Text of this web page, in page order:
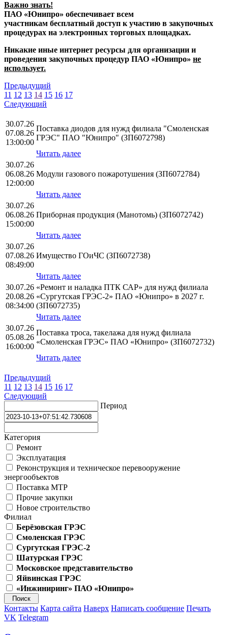
Важно знать!
ПАО «Юнипро» обеспечивает всем
участникам бесплатный доступ к участию в закупочных
процедурах на электронных торговых площадках.
Никакие иные интернет ресурсы для организации и
проведения закупочных процедур ПАО «Юнипро» не
использует.
Предыдущий
11 12 13 14 15 16 17
Следующий
30.07.26
07.08.26
13:00:00
Поставка диодов для нужд филиала "Смоленская
ГРЭС" ПАО "Юнипро" (ЗП6072798)
Читать далее
30.07.26
06.08.26
12:00:00
Модули газового пожаротушения (ЗП6072784)
Читать далее
30.07.26
06.08.26
15:00:00
Приборная продукция (Манотомь) (ЗП6072742)
Читать далее
30.07.26
07.08.26
08:49:00
Имущество ГОиЧС (ЗП6072738)
Читать далее
30.07.26
20.08.26
08:34:00
«Ремонт и наладка ПТК САР» для нужд филиала
«Сургутская ГРЭС-2» ПАО «Юнипро» в 2027 г.
(ЗП6072735)
Читать далее
30.07.26
05.08.26
16:00:00
Поставка троса, такелажа для нужд филиала
«Смоленская ГРЭС» ПАО «Юнипро» (ЗП6072732)
Читать далее
Предыдущий
11 12 13 14 15 16 17
Следующий
Период
Категория
Ремонт
Эксплуатация
Реконструкция и техническое перевооружение
энергообъектов
Поставка МТР
Прочие закупки
Новое строительство
Филиал
Берёзовская ГРЭС
Смоленская ГРЭС
Сургутская ГРЭС-2
Шатурская ГРЭС
Московское представительство
Яйвинская ГРЭС
«Инжиниринг» ПАО «Юнипро»
Контакты Карта сайта Наверх Написать сообщение Печать
VK Telegram